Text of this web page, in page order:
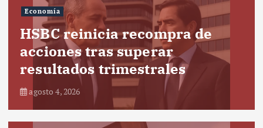
Economía
HSBC reinicia recompra de
acciones tras superar
resultados trimestrales
agosto 4, 2026